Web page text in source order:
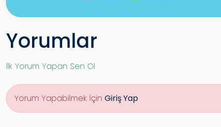
Yorumlar
İlk Yorum Yapan Sen Ol
Yorum Yapabilmek İçin Giriş Yap